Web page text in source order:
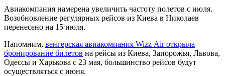
Авиакомпания намерена увеличить частоту полетов с июля.
Возобновление регулярных рейсов из Киева в Николаев
перенесено на 15 июля.
Напомним, венгерская авиакомпания Wizz Аir открыла
бронирование билетов на рейсы из Киева, Запорожья, Львова,
Одессы и Харькова с 23 мая, большинство рейсов будут
осуществляться с июня.